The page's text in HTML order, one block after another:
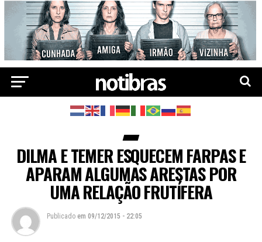
DILMA E TEMER ESQUECEM FARPAS E
APARAM ALGUMAS ARESTAS POR
UMA RELAÇÃO FRUTÍFERA
Publicado em 09/12/2015 - 22:05